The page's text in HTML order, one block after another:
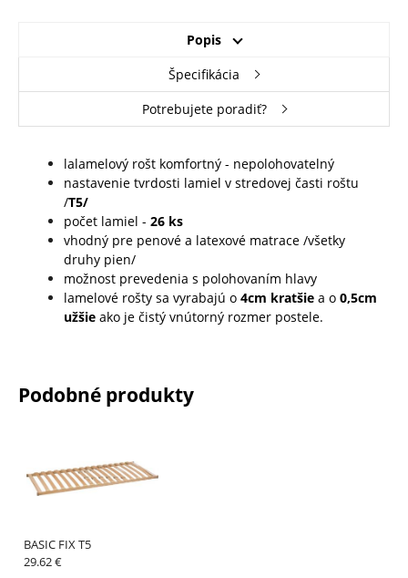
Popis
Špecifikácia
Potrebujete poradiť?
lalamelový rošt komfortný - nepolohovatelný
nastavenie tvrdosti lamiel v stredovej časti roštu
/T5/
počet lamiel - 26 ks
vhodný pre penové a latexové matrace /všetky
druhy pien/
možnost prevedenia s polohovaním hlavy
lamelové rošty sa vyrabajú o 4cm kratšie a o 0,5cm
užšie ako je čistý vnútorný rozmer postele.
Podobné produkty
BASIC FIX T5
29.62 €